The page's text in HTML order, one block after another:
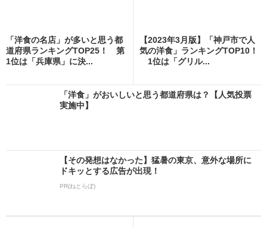
「洋食の名店」が多いと思う都
道府県ランキングTOP25！ 第
1位は「兵庫県」に決...
【2023年3月版】「神戸市で人
気の洋食」ランキングTOP10！
1位は「グリル...
「洋食」がおいしいと思う都道府県は？【人気投票
実施中】
【その発想はなかった】猛暑の東京、意外な場所に
ドキッとする広告が出現！
PR(ねとらぼ)